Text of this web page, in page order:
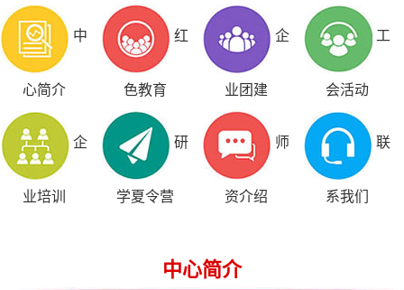
中
心简介
红
色教育
企
业团建
工
会活动
企
业培训
研
学夏令营
师
资介绍
联
系我们
中心简介